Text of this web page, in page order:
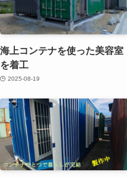
海上コンテナを使った美容室
を着工
2025-08-19